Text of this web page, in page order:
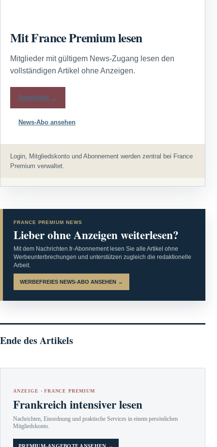
Mit France Premium lesen
Mitglieder mit gültigem News-Zugang lesen den
vollständigen Artikel ohne Anzeigen.
Anmelden →
News-Abo ansehen
Login, Mitgliedskonto und Abonnement werden zentral bei France
Premium verwaltet.
FRANCE PREMIUM NEWS
Lieber ohne Anzeigen weiterlesen?
Mit dem Nachrichten.fr-Abonnement lesen Sie alle Artikel ohne
Werbeunterbrechungen und unterstützen zugleich die redaktionelle
Arbeit.
WERBEFREIES NEWS-ABO ANSEHEN →
Ende des Artikels
ANZEIGE · FRANCE PREMIUM
Frankreich intensiver lesen
Nachrichten, Einordnung und praktische Services in einem persönlichen
Mitgliedskonto.